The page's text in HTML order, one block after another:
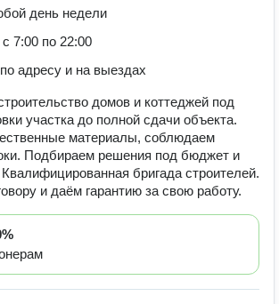
день недели
с 7:00 по 22:00
по адресу и на выездах
домов и коттеджей под
участка до полной сдачи объекта.
материалы, соблюдаем
Подбираем решения под бюджет и
бригада строителей.
и даём гарантию за свою работу.